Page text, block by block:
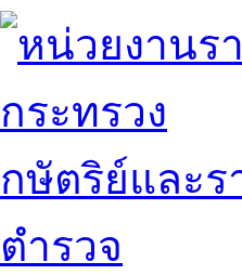
กระทรวง
กษัตริย์และร
ตำรวจ